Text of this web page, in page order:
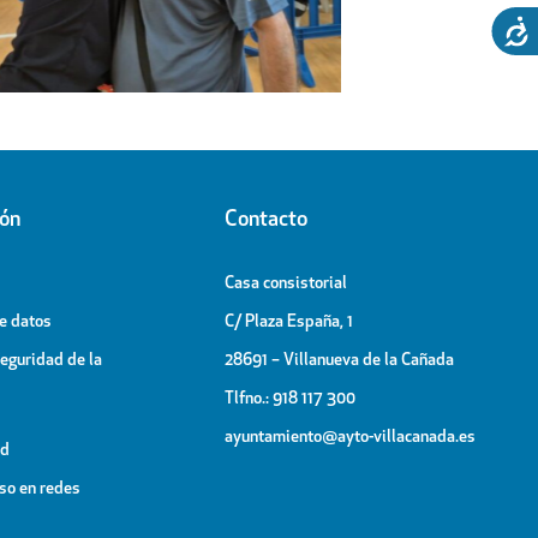
datos
de la
en redes
Contacto
Casa consistorial
C/ Plaza España, 1
28691 – Villanueva de la Cañada
Tlfno.: 918 117 300
ayuntamiento@ayto-villacanada.es